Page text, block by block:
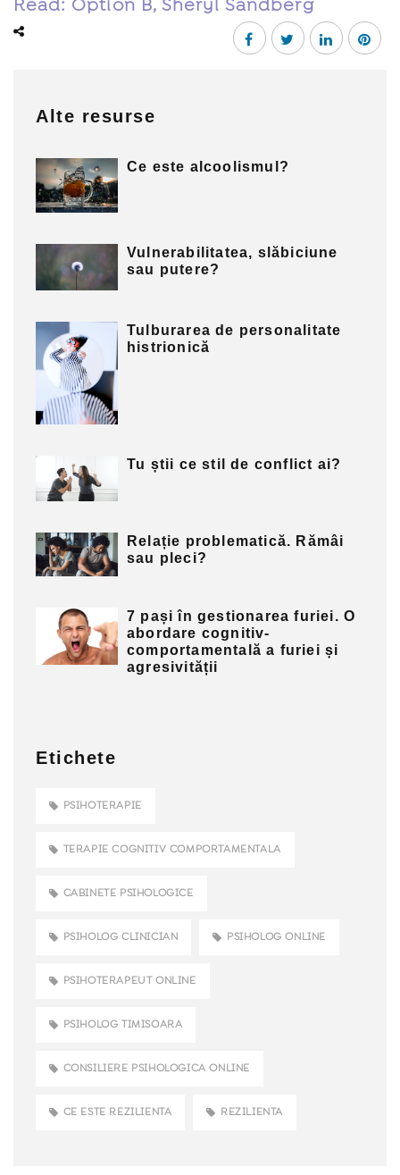
Read: Option B, Sheryl Sandberg
Alte resurse
Ce este alcoolismul?
Vulnerabilitatea, slăbiciune
sau putere?
Tulburarea de personalitate
histrionică
Tu știi ce stil de conflict ai?
Relație problematică. Rămâi
sau pleci?
7 pași în gestionarea furiei. O
abordare cognitiv-
comportamentală a furiei și
agresivității
Etichete
PSIHOTERAPIE
TERAPIE COGNITIV COMPORTAMENTALA
CABINETE PSIHOLOGICE
PSIHOLOG CLINICIAN PSIHOLOG ONLINE
PSIHOTERAPEUT ONLINE
PSIHOLOG TIMISOARA
CONSILIERE PSIHOLOGICA ONLINE
CE ESTE REZILIENTA REZILIENTA